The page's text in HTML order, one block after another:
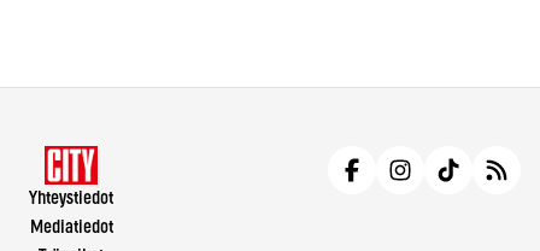
Yhteystiedot
Mediatiedot